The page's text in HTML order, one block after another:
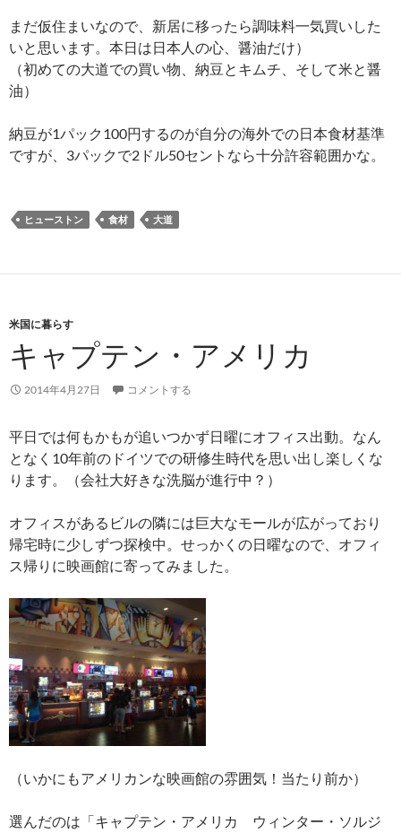
まだ仮住まいなので、新居に移ったら調味料一気買いした
いと思います。本日は日本人の心、醤油だけ）
（初めての大道での買い物、納豆とキムチ、そして米と醤
油）
納豆が1パック100円するのが自分の海外での日本食材基準
ですが、3パックで2ドル50セントなら十分許容範囲かな。
ヒューストン 食材 大道
米国に暮らす
キャプテン・アメリカ
2014年4月27日 コメントする
平日では何もかもが追いつかず日曜にオフィス出動。なん
となく10年前のドイツでの研修生時代を思い出し楽しくな
ります。（会社大好きな洗脳が進行中？）
オフィスがあるビルの隣には巨大なモールが広がっており
帰宅時に少しずつ探検中。せっかくの日曜なので、オフィ
ス帰りに映画館に寄ってみました。
（いかにもアメリカンな映画館の雰囲気！当たり前か）
選んだのは「キャプテン・アメリカ ウィンター・ソルジ